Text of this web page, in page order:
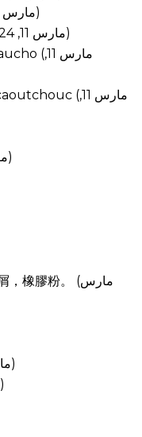
(مارس 11, 2024)
(مارس 11, 2024)
(مارس 11,
(مارس 11,
(مارس 11, 2024)
，橡膠粉。
(مارس
(مارس 10, 2024)
(مارس 10, 2024)